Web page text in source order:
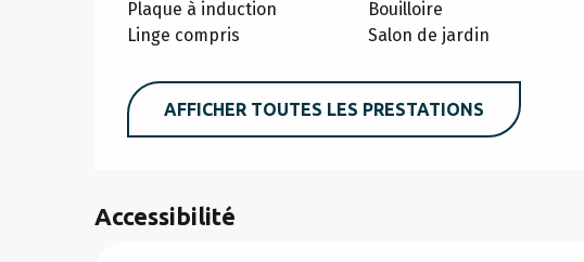
Plaque à induction
Bouilloire
Linge compris
Salon de jardin
AFFICHER TOUTES LES PRESTATIONS
Accessibilité